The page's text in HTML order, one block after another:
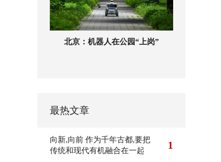
北京：机器人在公园“上岗”
最热文章
向新,向前 作为千年古都,要把
传统和现代有机融合在一起
1